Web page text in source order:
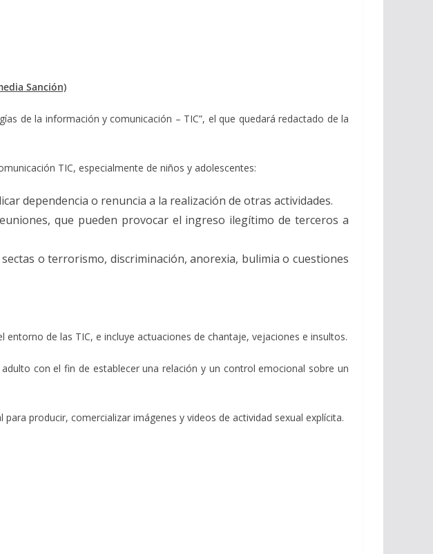
Sanción)
de la información y comunicación – TIC”, el que quedará redactado de la
TIC, especialmente de niños y adolescentes:
dependencia o renuncia a la realización de otras actividades.
que pueden provocar el ingreso ilegítimo de terceros a
o terrorismo, discriminación, anorexia, bulimia o cuestiones
de las TIC, e incluye actuaciones de chantaje, vejaciones e insultos.
el fin de establecer una relación y un control emocional sobre un
comercializar imágenes y videos de actividad sexual explícita.